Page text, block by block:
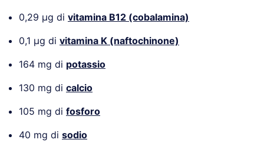
0,29 µg di vitamina B12 (cobalamina)
0,1 µg di vitamina K (naftochinone)
164 mg di potassio
130 mg di calcio
105 mg di fosforo
40 mg di sodio